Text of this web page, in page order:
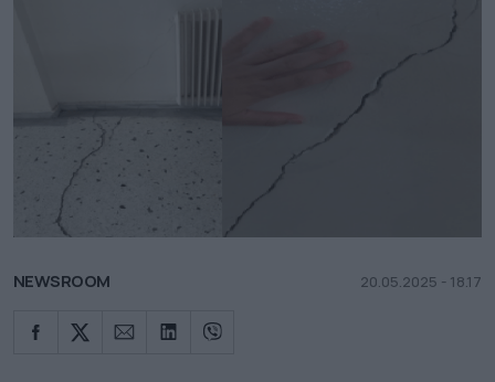
NEWSROOM 20.05.2025 - 18.17